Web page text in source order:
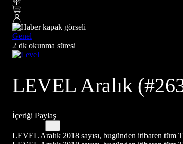
Genel
2 dk okunma süresi
LEVEL Aralık
İçeriği Paylaş
LEVEL Aralık 2018 sayısı, bugünden itibaren